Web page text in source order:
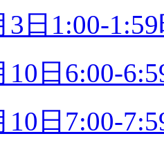
3日1:00-
10日6:00-
10日7:00-